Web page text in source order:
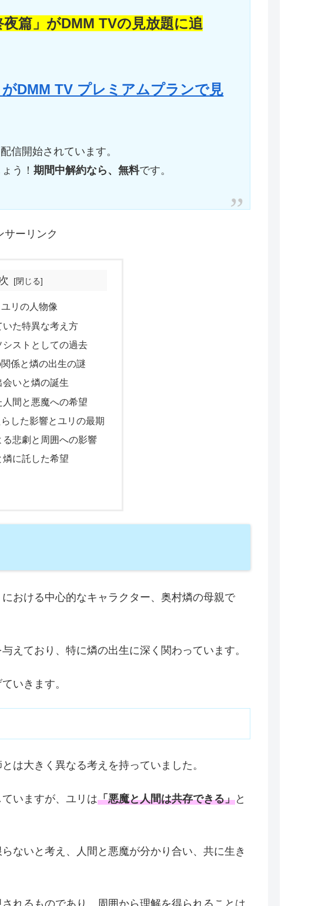
篇」がDMM TVの見放題に追
DMM TV プレミアムプランで見
信開始されています。
う！期間中解約なら、無料です。
サーリンク
リの人物像
いた特異な考え方
シストとしての過去
係と燐の出生の謎
いと燐の誕生
間と悪魔への希望
した影響とユリの最期
る悲劇と周囲への影響
に託した希望
おける中心的なキャラクター、奥村燐の母親で
えており、特に燐の出生に深く関わっています。
いきます。
は大きく異なる考えを持っていました。
いますが、ユリは「悪魔と人間は共存できる」と
ないと考え、人間と悪魔が分かり合い、共に生き